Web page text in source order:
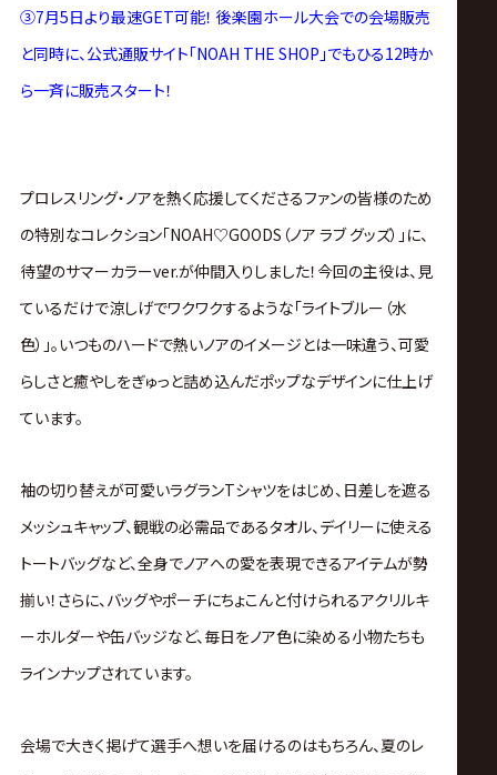
ト
③7月5日より最速GET可能！ 後楽園ホール大会での会場販売
と同時に、公式通販サイト「NOAH THE SHOP」でもひる12時か
ら一斉に販売スタート！
プロレスリング・ノアを熱く応援してくださるファンの皆様のため
の特別なコレクション「NOAH♡GOODS（ノア ラブ グッズ）」に、
待望のサマーカラーver.が仲間入りしました！今回の主役は、見
ているだけで涼しげでワクワクするような「ライトブルー（水
色）」。いつものハードで熱いノアのイメージとは一味違う、可愛
らしさと癒やしをぎゅっと詰め込んだポップなデザインに仕上げ
ています。
袖の切り替えが可愛いラグランTシャツをはじめ、日差しを遮る
メッシュキャップ、観戦の必需品であるタオル、デイリーに使える
トートバッグなど、全身でノアへの愛を表現できるアイテムが勢
揃い！さらに、バッグやポーチにちょこんと付けられるアクリルキ
ーホルダーや缶バッジなど、毎日をノア色に染める小物たちも
ラインナップされています。
会場で大きく掲げて選手へ想いを届けるのはもちろん、夏のレ